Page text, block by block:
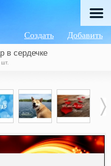
Добавить
Создать
в сердечке
шт.